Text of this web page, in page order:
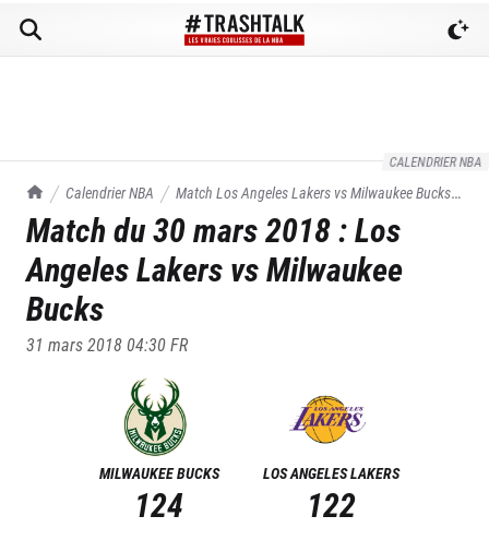
CALENDRIER NBA
TrashTalk Actu NBA
Calendrier NBA Match Los Angeles Lakers vsMilwaukee Bucks
du 30/03/2018
Match du30 mars 2018:Los
Angeles Lakers vsMilwaukee
Bucks
31 mars 2018 04:30FR
MILWAUKEE BUCKS
124
LOS ANGELES LAKERS
122